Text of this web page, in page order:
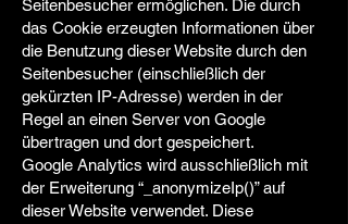
Seitenbesucher ermöglichen. Die durch
das Cookie erzeugten Informationen über
die Benutzung dieser Website durch den
Seitenbesucher (einschließlich der
gekürzten IP-Adresse) werden in der
Regel an einen Server von Google
übertragen und dort gespeichert.
Google Analytics wird ausschließlich mit
der Erweiterung “_anonymizeIp()” auf
dieser Website verwendet. Diese